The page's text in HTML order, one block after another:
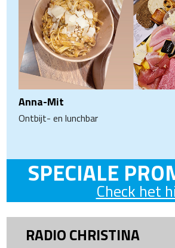
Anna-Mit
Ontbijt- en lunchbar
SPECIALE
Check het
RADIO CHRISTINA